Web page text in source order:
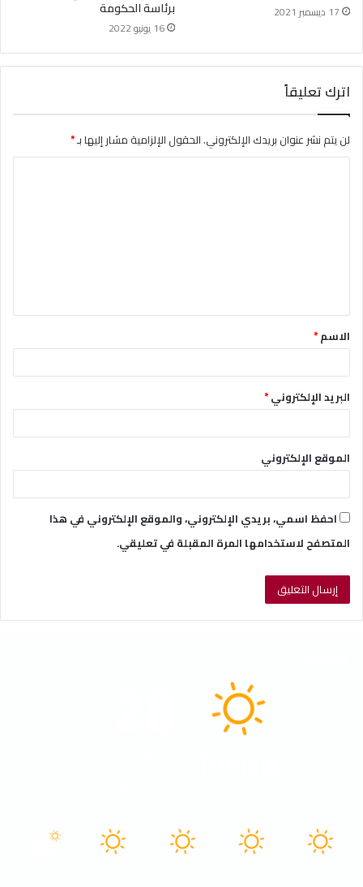
17 ديسمبر 2021 برئاسة الحكومة
16 يونيو 2022
اترك تعليقاً
لن يتم نشر عنوان بريدك الإلكتروني.الحقول الإلزامية مشار إليها بـ*
ق
*الاسم*
البريد الإلكتروني*
الموقع الإلكتروني
احفظ اسمي، بريدي الإلكتروني، والموقع الإلكتروني في هذا
المتصفح لاستخدامها المرة المقبلة في تعليقي.